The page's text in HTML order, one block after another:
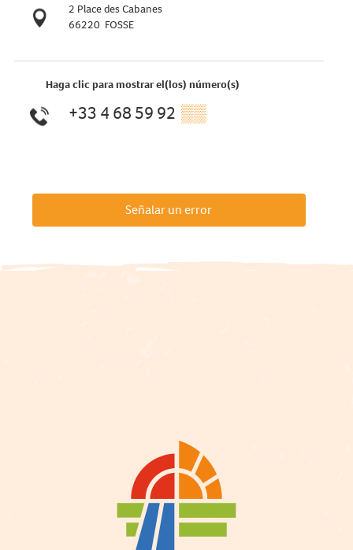
2 Place des Cabanes
66220 FOSSE
Haga clic para mostrar el(los) número(s)
+33 4 68 59 92 ▒▒
Señalar un error